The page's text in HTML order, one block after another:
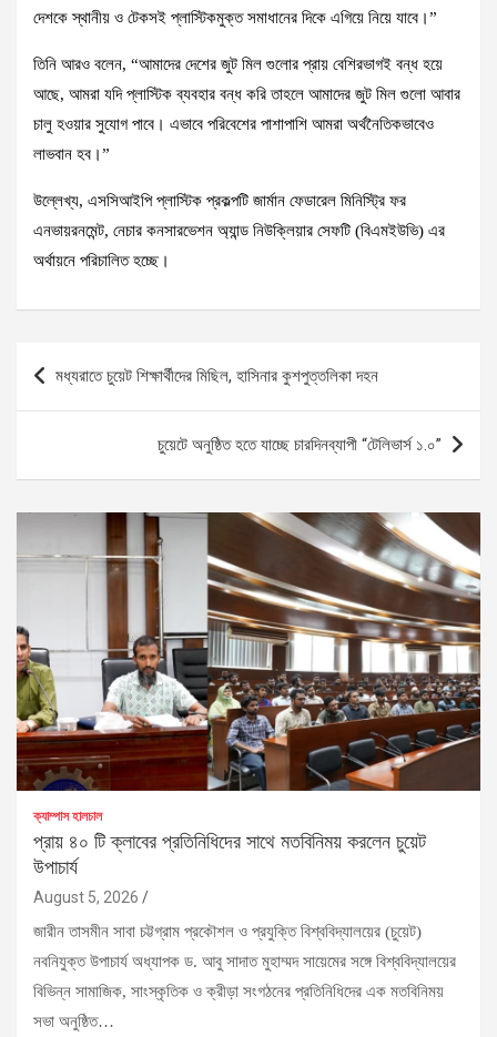
দেশকে স্থানীয় ও টেকসই প্লাস্টিকমুক্ত সমাধানের দিকে এগিয়ে নিয়ে যাবে।”
তিনি আরও বলেন, “আমাদের দেশের জুট মিল গুলোর প্রায় বেশিরভাগই বন্ধ হয়ে
আছে, আমরা যদি প্লাস্টিক ব্যবহার বন্ধ করি তাহলে আমাদের জুট মিল গুলো আবার
চালু হওয়ার সুযোগ পাবে। এভাবে পরিবেশের পাশাপাশি আমরা অর্থনৈতিকভাবেও
লাভবান হব।”
উল্লেখ্য, এসসিআইপি প্লাস্টিক প্রকল্পটি জার্মান ফেডারেল মিনিস্ট্রি ফর
এনভায়রনমেন্ট, নেচার কনসারভেশন অ্যান্ড নিউক্লিয়ার সেফটি (বিএমইউভি) এর
অর্থায়নে পরিচালিত হচ্ছে।
navigation
মধ্যরাতে চুয়েট শিক্ষার্থীদের মিছিল, হাসিনার কুশপুত্তলিকা দহন
চুয়েটে অনুষ্ঠিত হতে যাচ্ছে চারদিনব্যাপী “টেলিভার্স ১.০”
ক্যাম্পাস হালচাল
প্রায় ৪০ টি ক্লাবের প্রতিনিধিদের সাথে মতবিনিময় করলেন চুয়েট
উপাচার্য
August 5, 2026
জারীন তাসমীন সাবা চট্টগ্রাম প্রকৌশল ও প্রযুক্তি বিশ্ববিদ্যালয়ের (চুয়েট)
নবনিযুক্ত উপাচার্য অধ্যাপক ড. আবু সাদাত মুহাম্মদ সায়েমের সঙ্গে বিশ্ববিদ্যালয়ের
বিভিন্ন সামাজিক, সাংস্কৃতিক ও ক্রীড়া সংগঠনের প্রতিনিধিদের এক মতবিনিময়
সভা অনুষ্ঠিত…